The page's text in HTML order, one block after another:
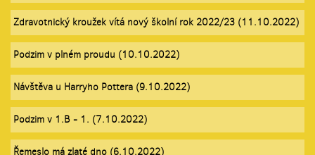
Zdravotnický kroužek vítá nový školní rok 2022/23 (11.10.2022)
Podzim v plném proudu (10.10.2022)
Návštěva u Harryho Pottera (9.10.2022)
Podzim v 1.B - 1. (7.10.2022)
Řemeslo má zlaté dno (6.10.2022)